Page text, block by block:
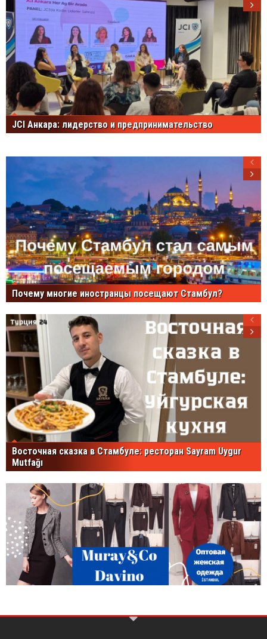
JCI Анкара: лидерство и предпринимательство
Почему многие иностранцы посещают Стамбул?
Восточная сказка в Стамбуле: ресторан Sayram Uygur
Mutfağı